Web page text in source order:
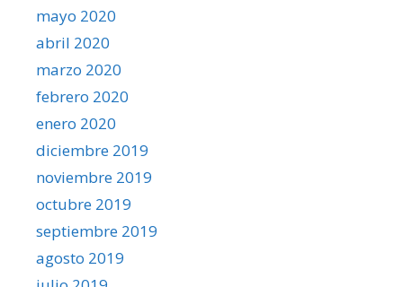
mayo 2020
abril 2020
marzo 2020
febrero 2020
enero 2020
diciembre 2019
noviembre 2019
octubre 2019
septiembre 2019
agosto 2019